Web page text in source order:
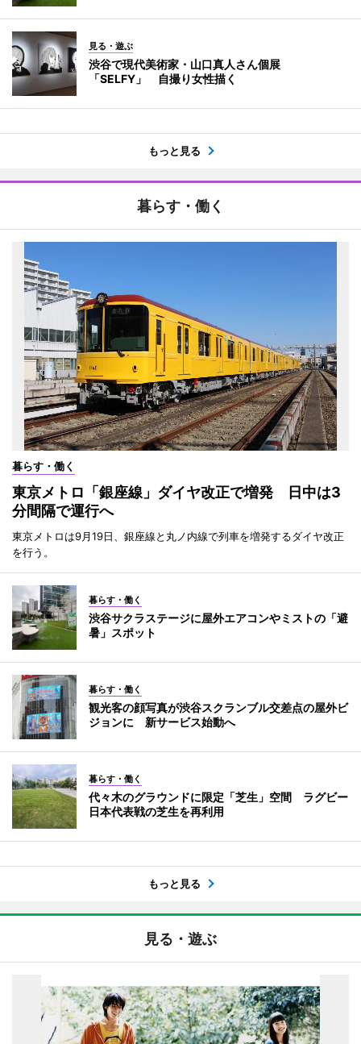
見る・遊ぶ
渋谷で現代美術家・山口真人さん個展
「SELFY」 自撮り女性描く
もっと見る
暮らす・働く
暮らす・働く
東京メトロ「銀座線」ダイヤ改正で増発 日中は3
分間隔で運行へ
東京メトロは9月19日、銀座線と丸ノ内線で列車を増発するダイヤ改正
を行う。
暮らす・働く
渋谷サクラステージに屋外エアコンやミストの「避
暑」スポット
暮らす・働く
観光客の顔写真が渋谷スクランブル交差点の屋外ビ
ジョンに 新サービス始動へ
暮らす・働く
代々木のグラウンドに限定「芝生」空間 ラグビー
日本代表戦の芝生を再利用
もっと見る
見る・遊ぶ